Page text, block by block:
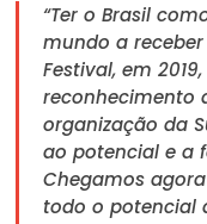
“Ter o Brasil
mundo a
Festival, em
reconhecimento
organização da
ao potencial e a
Chegamos
todo o potencial